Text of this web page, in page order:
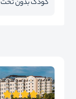
کودک بدون تخت